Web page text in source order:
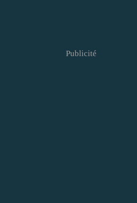
Publicité